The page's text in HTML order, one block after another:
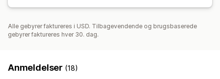
Alle gebyrer faktureres i USD. Tilbagevendende og brugsbaserede
gebyrer faktureres hver 30. dag.
Anmeldelser (18)